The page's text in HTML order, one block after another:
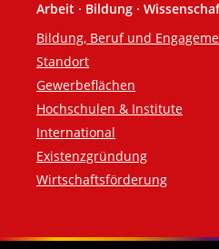
Arbeit · Bildung ·
Bildung, Beruf und
Standort
Gewerbeflächen
Hochschulen & Institute
International
Existenzgründung
Wirtschaftsförderung